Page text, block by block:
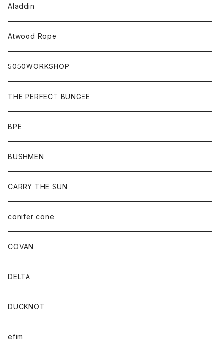
Aladdin
Atwood Rope
5050WORKSHOP
THE PERFECT BUNGEE
BPE
BUSHMEN
CARRY THE SUN
conifer cone
COVAN
DELTA
DUCKNOT
efim